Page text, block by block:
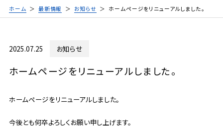
ホーム 最新情報 お知らせ ホームページをリニューアルしました。
2025.07.25 お知らせ
ホームページをリニューアルしました。
ホームページをリニューアルしました。
今後とも何卒よろしくお願い申し上げます。